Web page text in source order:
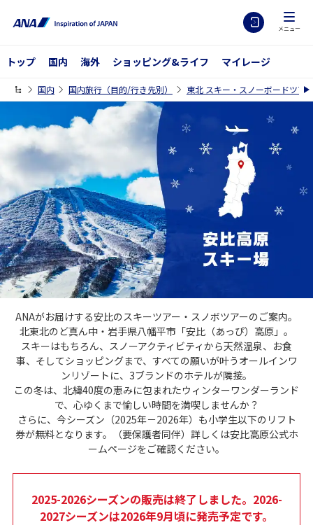
メニュー
トップ 国内 海外 ショッピング&ライフ マイレージ
国内 国内旅行（目的/行き先別） 東北 スキー・スノーボードツア
ANAがお届けする安比のスキーツアー・スノボツアーのご案内。
北東北のど真ん中・岩手県八幡平市「安比（あっぴ）高原」。
スキーはもちろん、スノーアクティビティから天然温泉、お食
事、そしてショッピングまで、すべての願いが叶うオールインワ
ンリゾートに、3ブランドのホテルが隣接。
この冬は、北緯40度の恵みに包まれたウィンターワンダーランド
で、心ゆくまで愉しい時間を満喫しませんか？
さらに、今シーズン（2025年－2026年）も小学生以下のリフト
券が無料となります。（要保護者同伴）詳しくは安比高原公式ホ
ームページをご確認ください。
2025-2026シーズンの販売は終了しました。2026-
2027シーズンは2026年9月頃に発売予定です。